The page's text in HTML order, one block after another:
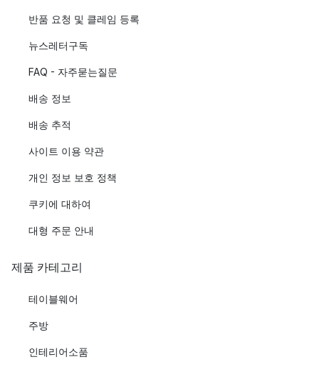
반품 요청 및 클레임 등록
뉴스레터구독
FAQ - 자주묻는질문
배송 정보
배송 추적
사이트 이용 약관
개인 정보 보호 정책
쿠키에 대하여
대형 주문 안내
제품 카테고리
테이블웨어
주방
인테리어소품